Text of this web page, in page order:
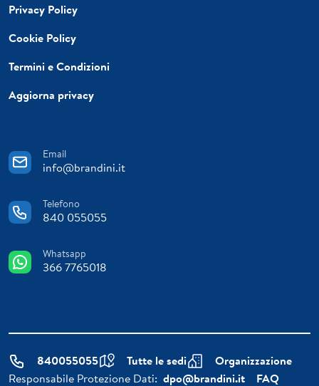
Privacy Policy
Cookie Policy
Termini e Condizioni
Aggiorna privacy
Email
info@brandini.it
Telefono
840 055055
Whatsapp
366 7765018
840055055 Tutte le sedi
Organizzazione
Responsabile Protezione Dati: dpo@brandini.it FAQ